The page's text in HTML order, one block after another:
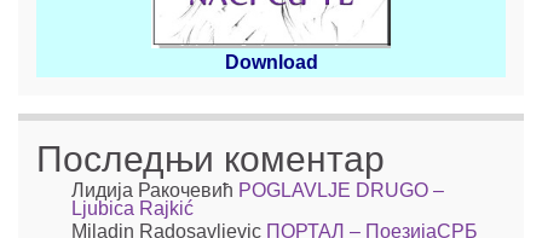
Download
Последњи коментар
Лидија Ракочевић POGLAVLJE DRUGO –
Ljubica Rajkić
Miladin Radosavljevic ПОРТАЛ – ПоезијаСРБ